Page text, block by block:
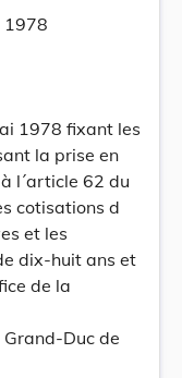
1978
1978 fixant les
la prise en
l´article 62 du
cotisations d
et les
dix-huit ans et
de la
Grand-Duc de